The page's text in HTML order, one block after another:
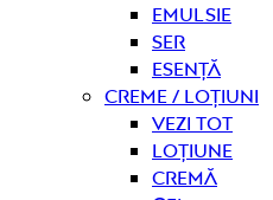
Emulsie
Ser
Esență
Creme / Loțiuni
Vezi tot
Loțiune
Cremă